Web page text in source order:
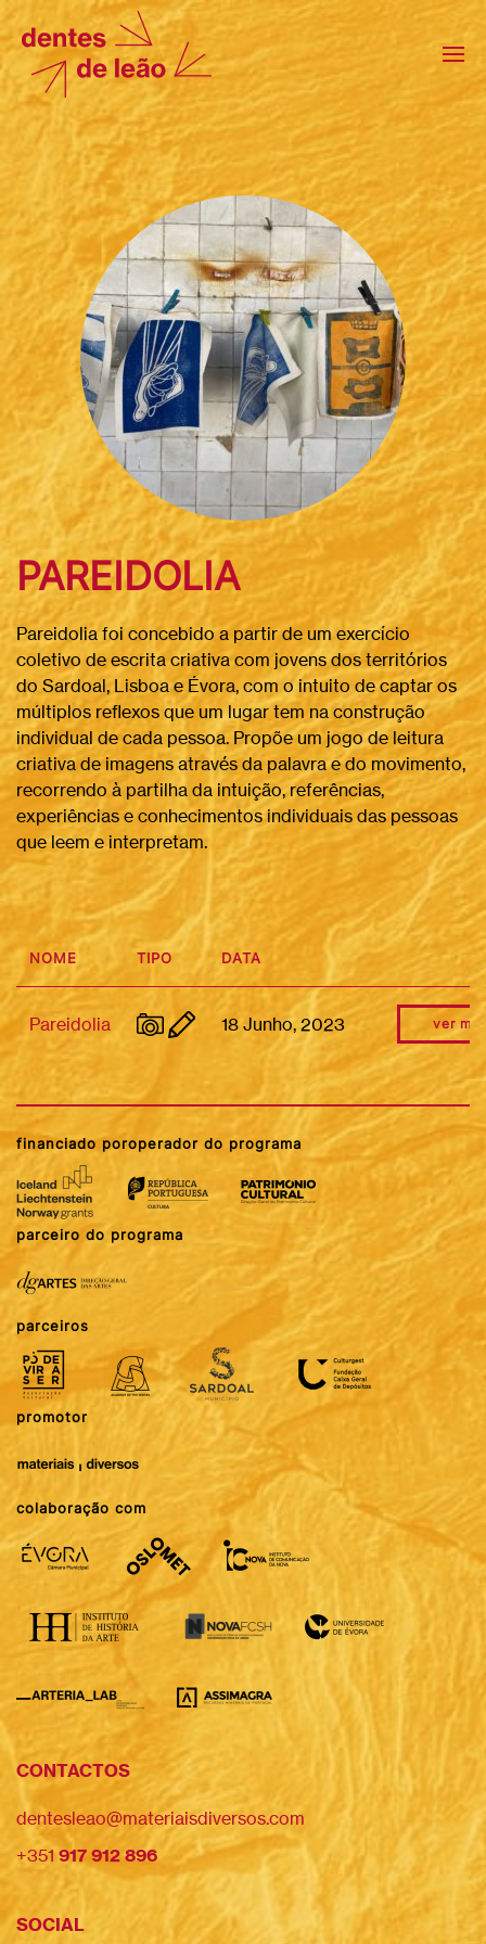
PAREIDOLIA
Pareidolia foi concebido a partir de um exercício
coletivo de escrita criativa com jovens dos territórios
do Sardoal, Lisboa e Évora, com o intuito de captar os
múltiplos reflexos que um lugar tem na construção
individual de cada pessoa. Propõe um jogo de leitura
criativa de imagens através da palavra e do movimento,
recorrendo à partilha da intuição, referências,
experiências e conhecimentos individuais das pessoas
que leem e interpretam.
NOME TIPO DATA
Pareidolia 18 Junho, 2023 ver
financiado poroperador do programa
parceiro do programa
parceiros
promotor
colaboração com
CONTACTOS
dentesleao@materiaisdiversos.com
+351 917 912 896
SOCIAL